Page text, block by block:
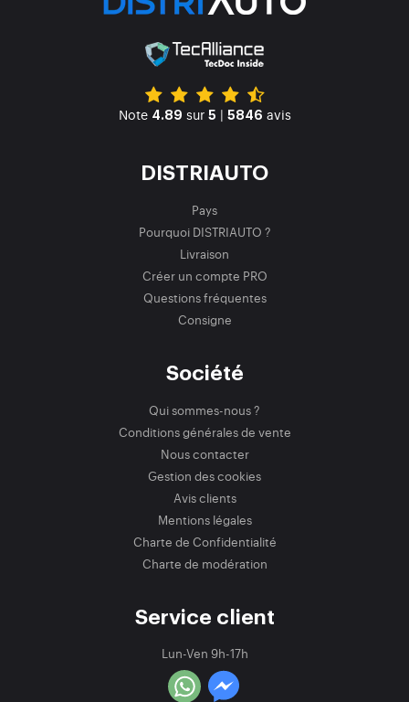
Note 4.89 sur 5 | 5846 avis
DISTRIAUTO
Pays
Pourquoi DISTRIAUTO ?
Livraison
Créer un compte PRO
Questions fréquentes
Consigne
Société
Qui sommes-nous ?
Conditions générales de vente
Nous contacter
Gestion des cookies
Avis clients
Mentions légales
Charte de Confidentialité
Charte de modération
Service client
Lun-Ven 9h-17h